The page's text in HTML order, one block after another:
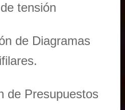
tensión
de Diagramas
de Presupuestos